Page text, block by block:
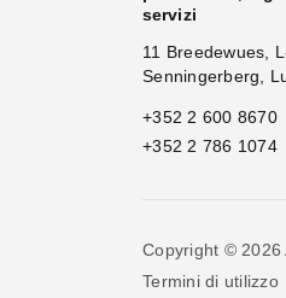
servizi
11 Breedewues,
Senningerberg,
+352 2 600 8670
+352 2 786 1074
Copyright © 2026
Termini di utilizzo